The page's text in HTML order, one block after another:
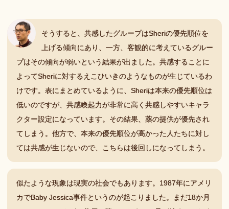
そうすると、共感したグループはSheriの優先順位を
上げる傾向にあり、一方、客観的に考えているグルー
プはその傾向が弱いという結果が出ました。共感することに
よってSheriに対するえこひいきのようなものが生じているわ
けです。表にまとめているように、Sheriは本来の優先順位は
低いのですが、共感喚起力が非常に高く共感しやすいキャラ
クター設定になっています。その結果、薬の提供が優先され
てしまう。他方で、本来の優先順位が高かった人たちに対し
ては共感が生じないので、こちらは後回しになってしまう。
似たような現象は現実の社会でもあります。1987年にアメリ
カでBaby Jessica事件というのが起こりました。まだ18か月